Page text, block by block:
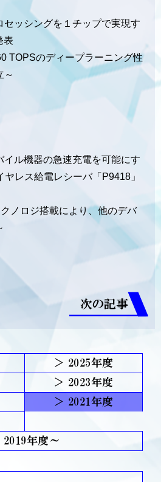
セッシングを１チップで実現す
表
TOPSのディープラーニング性
～
イル機器の急速充電を可能にす
レス給電レシーバ「P9418」
ノロジ搭載により、他のデバ
次の記事
2025
2023
2021
2019